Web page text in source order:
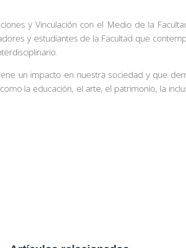
y Vinculación con el Medio de la
y estudiantes de la Facultad que
un impacto en nuestra sociedad y que
la educación, el arte, el patrimonio, la